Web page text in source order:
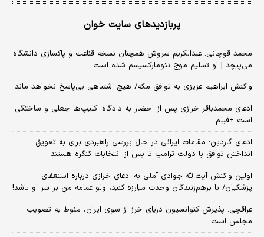
پربازدیدهای سایت خوان
محمد قوچانی: عبدالکریم سروش همچنان نسخه قناعت و پاکسازی دانشگاه
می‌پیچد | او تسلیم موج نئومارکسیسم شده است
واکنش ابراهیم عزیزی به توافق مکه/ هیچ اشتباهی بی‌پاسخ نخواهد ماند
ادعای محمدباقر خرازی پس از احضار به دادگاه؛ کلیپ‌ها جعلی و ساختگی
است +فیلم
ادعای گاردین: مقامات ایرانی در حال بررسی راهبردی برای به تعویق
انداختن توافق با دولت ترامپ تا پس از انتخابات کنگره هستند
اولین واکنش آیت‌الله جوادی آملی به ادعای خرازی درباره استعفای
پزشکیان/ با برهم‌زنندگان وحدت مبارزه کنید، ولو عمامه من بر سر او باشد!
عراقچی: پذیرش کنوانسیون دریای خرز از سوی ایران، منوط به تصویب
مجلس است